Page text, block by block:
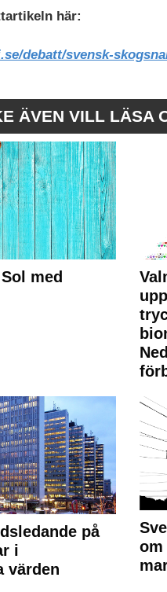
här:
debatt/svensk-
ÄVEN VILL LÄSA
med
på
i
värden
om